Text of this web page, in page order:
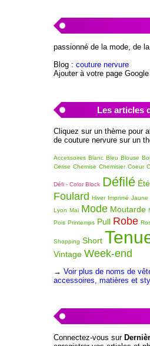
passionné de la mode, de
Blog : couture nervure
Ajouter à votre page Google
Les articles
Cliquez sur un thème pour
de couture nervure sur un
Accessoires Blanc Bleu Blouse
Cerise Chemise Chemisier Coeur
Défi - Color Block Défilé Été
Foulard Hiver Imprimé Jaune
Lyon Mai Mode Moutarde
Pois Printemps Pull Robe
Shopping Short
Vintage Week-end
→ Voir plus de noms de
accessoires, matières et
Connectez-vous sur